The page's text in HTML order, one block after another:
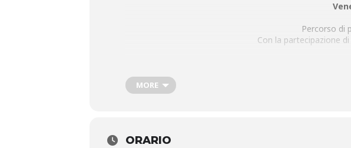
Percorso di
Con la partecipazione
MORE
ORARIO